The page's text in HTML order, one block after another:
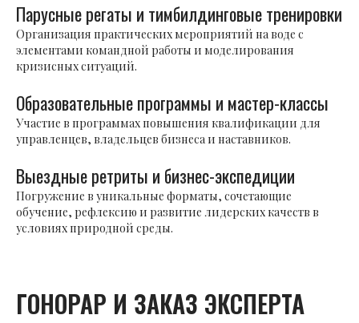
Парусные регаты и тимбилдинговые тренировки
Организация практических мероприятий на воде с
элементами командной работы и моделирования
кризисных ситуаций.
Образовательные программы и мастер-классы
Участие в программах повышения квалификации для
управленцев, владельцев бизнеса и наставников.
Выездные ретриты и бизнес-экспедиции
Погружение в уникальные форматы, сочетающие
обучение, рефлексию и развитие лидерских качеств в
условиях природной среды.
ГОНОРАР И ЗАКАЗ ЭКСПЕРТА